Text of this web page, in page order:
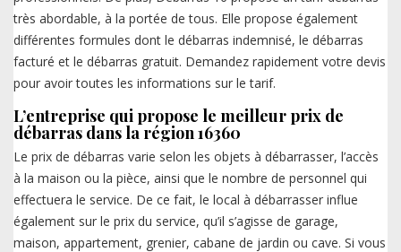
très abordable, à la portée de tous. Elle propose également
différentes formules dont le débarras indemnisé, le débarras
facturé et le débarras gratuit. Demandez rapidement votre devis
pour avoir toutes les informations sur le tarif.
L’entreprise qui propose le meilleur prix de
débarras dans la région 16360
Le prix de débarras varie selon les objets à débarrasser, l’accès
à la maison ou la pièce, ainsi que le nombre de personnel qui
effectuera le service. De ce fait, le local à débarrasser influe
également sur le prix du service, qu’il s’agisse de garage,
maison, appartement, grenier, cabane de jardin ou cave. Si vous